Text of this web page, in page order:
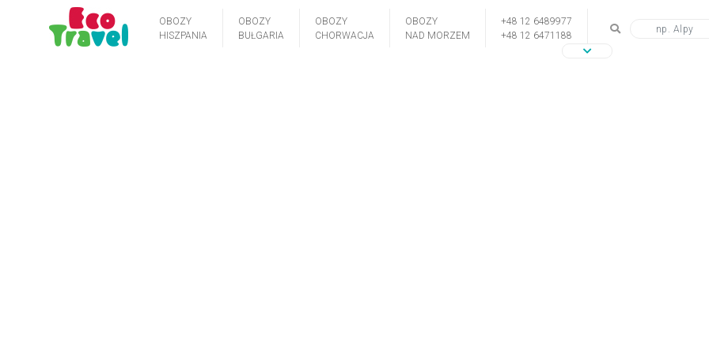
OBOZY
HISZPANIA
OBOZY
BUŁGARIA
OBOZY
CHORWACJA
OBOZY
NAD MORZEM
+48 12 6489977
+48 12 6471188